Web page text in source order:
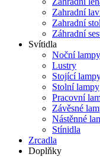
Zahradní
Zahradní
Záhradní
Svítidla
Noční lampy
Lustry
Stojící
Stolní lampy
Pracovní
Závěsné
Nástěnné
Stínidla
Zrcadla
Doplňky